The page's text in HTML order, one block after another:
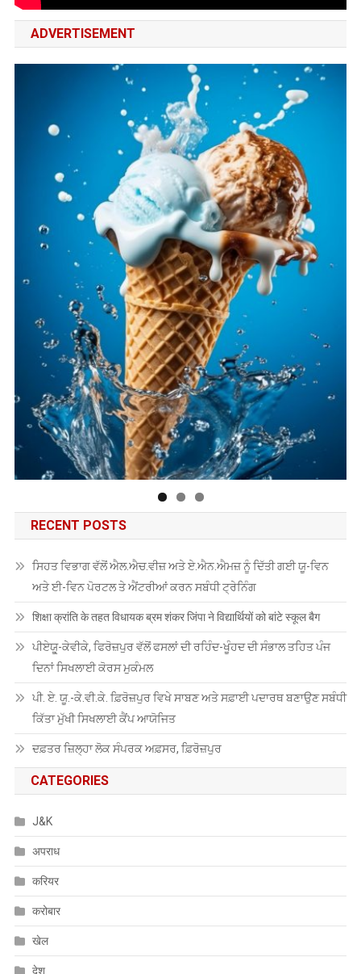
ADVERTISEMENT
RECENT POSTS
ਸਿਹਤ ਵਿਭਾਗ ਵੱਲੋਂ ਐਲ.ਐਚ.ਵੀਜ਼ ਅਤੇ ਏ.ਐਨ.ਐਮਜ਼ ਨੂੰ ਦਿੱਤੀ ਗਈ ਯੂ-ਵਿਨ
ਅਤੇ ਈ-ਵਿਨ ਪੋਰਟਲ ਤੇ ਐਂਟਰੀਆਂ ਕਰਨ ਸਬੰਧੀ ਟ੍ਰੇਨਿੰਗ
शिक्षा क्रांति के तहत विधायक ब्रम शंकर जिंपा ने विद्यार्थियों को बांटे स्कूल बैग
ਪੀਏਯੂੑ-ਕੇਵੀਕੇ, ਫਿਰੋਜ਼ਪੁਰ ਵੱਲੋਂ ਫਸਲਾਂ ਦੀ ਰਹਿੰਦ-ਖੂੰਹਦ ਦੀ ਸੰਭਾਲ ਤਹਿਤ ਪੰਜ
ਦਿਨਾਂ ਸਿਖਲਾਈ ਕੋਰਸ ਮੁਕੰਮਲ
ਪੀ. ਏ. ਯੂ.-ਕੇ.ਵੀ.ਕੇ. ਫ਼ਿਰੋਜ਼ਪੁਰ ਵਿਖੇ ਸਾਬਣ ਅਤੇ ਸਫ਼ਾਈ ਪਦਾਰਥ ਬਣਾਉਣ ਸਬੰਧੀ
ਕਿੱਤਾ ਮੁੱਖੀ ਸਿਖਲਾਈ ਕੈਂਪ ਆਯੋਜਿਤ
ਦਫ਼ਤਰ ਜ਼ਿਲ੍ਹਾ ਲੋਕ ਸੰਪਰਕ ਅਫ਼ਸਰ, ਫ਼ਿਰੋਜ਼ਪੁਰ
CATEGORIES
J&K
अपराध
करियर
करोबार
खेल
देश